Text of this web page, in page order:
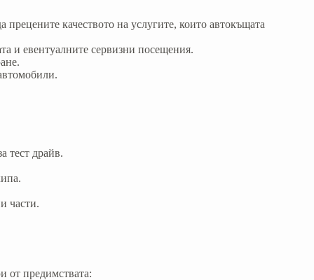
качеството на услугите, които автокъщата
и евентуалните сервизни посещения.
тест драйв.
части.
от предимствата: